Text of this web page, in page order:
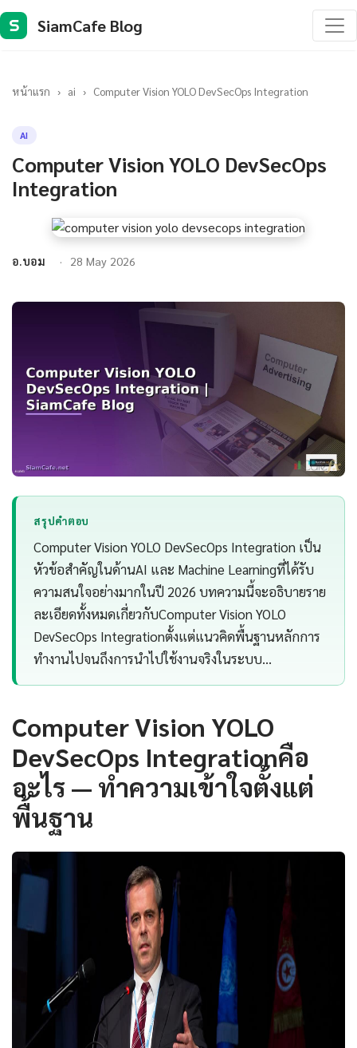
S SiamCafe Blog
หน้าแรก › ai › Computer Vision YOLO DevSecOps Integration
AI
Computer Vision YOLO DevSecOps
Integration
อ.บอม 28 May 2026
สรุปคำตอบ
Computer Vision YOLO DevSecOps Integration เป็น
หัวข้อสำคัญในด้านAI และ Machine Learningที่ได้รับ
ความสนใจอย่างมากในปี 2026 บทความนี้จะอธิบายราย
ละเอียดทั้งหมดเกี่ยวกับComputer Vision YOLO
DevSecOps Integrationตั้งแต่แนวคิดพื้นฐานหลักการ
ทำงานไปจนถึงการนำไปใช้งานจริงในระบบ…
Computer Vision YOLO
DevSecOps Integrationคือ
อะไร — ทำความเข้าใจตั้งแต่
พื้นฐาน